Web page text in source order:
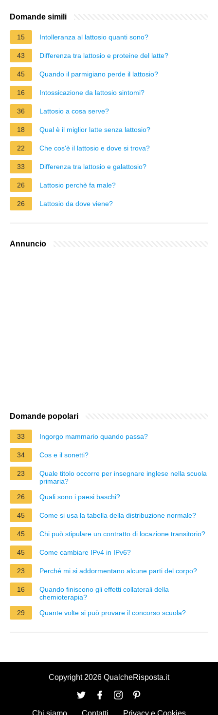
Domande simili
15 Intolleranza al lattosio quanti sono?
43 Differenza tra lattosio e proteine del latte?
45 Quando il parmigiano perde il lattosio?
16 Intossicazione da lattosio sintomi?
36 Lattosio a cosa serve?
18 Qual è il miglior latte senza lattosio?
22 Che cos'è il lattosio e dove si trova?
33 Differenza tra lattosio e galattosio?
26 Lattosio perchè fa male?
26 Lattosio da dove viene?
Annuncio
Domande popolari
33 Ingorgo mammario quando passa?
34 Cos e il sonetti?
23
Quale titolo occorre per insegnare inglese nella scuola
primaria?
26
Quali sono i paesi baschi?
45 Come si usa la tabella della distribuzione normale?
45 Chi può stipulare un contratto di locazione transitorio?
45 Come cambiare IPv4 in IPv6?
23 Perché mi si addormentano alcune parti del corpo?
16
Quando finiscono gli effetti collaterali della
chemioterapia?
29
Quante volte si può provare il concorso scuola?
Copyright 2026 QualcheRisposta.it
Chi siamo Contatti Privacy e Cookies